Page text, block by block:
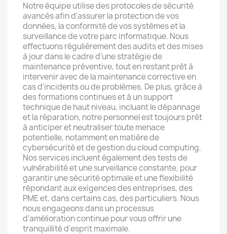
Notre équipe utilise des protocoles de sécurité
avancés afin d'assurer la protection de vos
données, la conformité de vos systèmes et la
surveillance de votre parc informatique. Nous
effectuons régulièrement des audits et des mises
à jour dans le cadre d'une stratégie de
maintenance préventive, tout en restant prêt à
intervenir avec de la maintenance corrective en
cas d'incidents ou de problèmes. De plus, grâce à
des formations continues et à un support
technique de haut niveau, incluant le dépannage
et la réparation, notre personnel est toujours prêt
à anticiper et neutraliser toute menace
potentielle, notamment en matière de
cybersécurité et de gestion du cloud computing.
Nos services incluent également des tests de
vulnérabilité et une surveillance constante, pour
garantir une sécurité optimale et une flexibilité
répondant aux exigences des entreprises, des
PME et, dans certains cas, des particuliers. Nous
nous engageons dans un processus
d'amélioration continue pour vous offrir une
tranquillité d'esprit maximale.